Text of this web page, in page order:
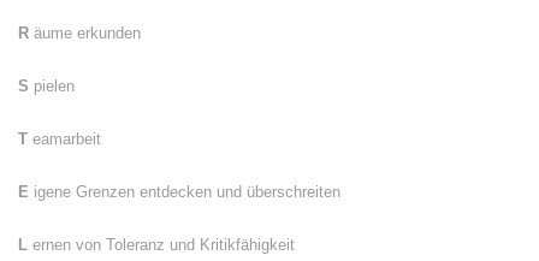
R äume erkunden
S pielen
T eamarbeit
E igene Grenzen entdecken und überschreiten
L ernen von Toleranz und Kritikfähigkeit